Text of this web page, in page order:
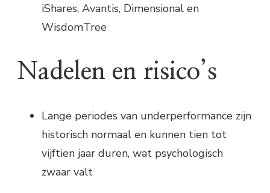
iShares, Avantis, Dimensional en
WisdomTree
Nadelen en risico’s
Lange periodes van underperformance zijn
historisch normaal en kunnen tien tot
vijftien jaar duren, wat psychologisch
zwaar valt